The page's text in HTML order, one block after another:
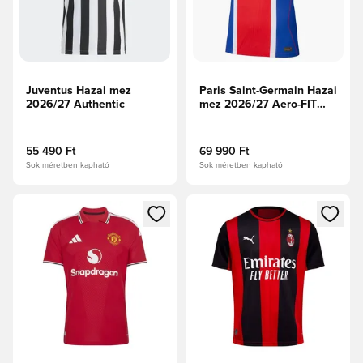
Juventus Hazai mez
2026/27 Authentic
55 490 Ft
Sok méretben kapható
Paris Saint-Germain Hazai
mez 2026/27 Aero-FIT
69 990 Ft
Sok méretben kapható
Megnyit egy modált a bejelentkezéshez vagy a tagként
Megnyit egy modált a